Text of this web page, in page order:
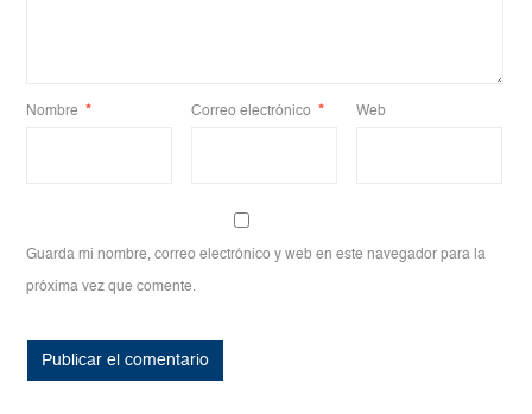
Nombre * Correo electrónico * Web
Guarda mi nombre, correo electrónico y web en este navegador para la
próxima vez que comente.